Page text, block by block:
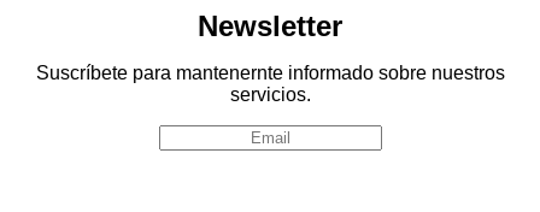
Newsletter
Suscríbete para mantenernte informado sobre nuestros
servicios.